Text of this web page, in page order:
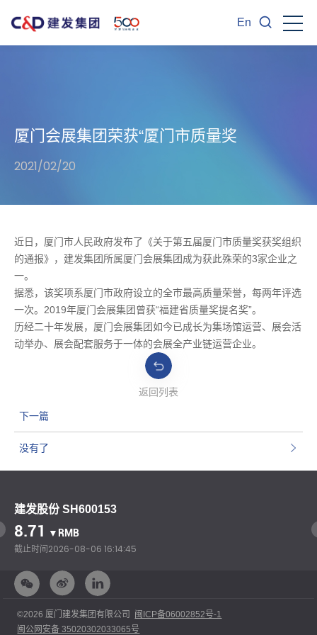
En
厦门会展集团荣获“厦门市质量奖
2021/02/20
近日，厦门市人民政府发布了《关于第五届厦门市质量奖获奖组织
的通报》，建发集团所属厦门会展集团成为获此殊荣的3家企业之
一。
据悉，该奖项系厦门市政府设立的全市最高质量荣誉，每两年评选
一次。2019年厦门会展集团曾获“福建省质量奖提名奖”。
历经二十年发展，厦门会展集团如今已成长为集场馆运营、展会活
动举办、展会配套服务于一体的会展全产业链运营企业。
返回列表
下一篇
没有了
建发股份 SH600153
8.71 ▼RMB
截止时间2026-08-06 16:14:45
©2026 厦门建发集团有限公司 闽ICP备06002852号-1
闽公网安备 35020302033065号